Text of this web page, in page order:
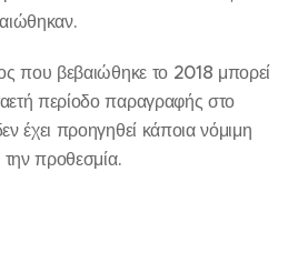
που βεβαιώθηκε το 2018 μπορεί
περίοδο παραγραφής στο
έχει προηγηθεί κάποια νόμιμη
την προθεσμία.